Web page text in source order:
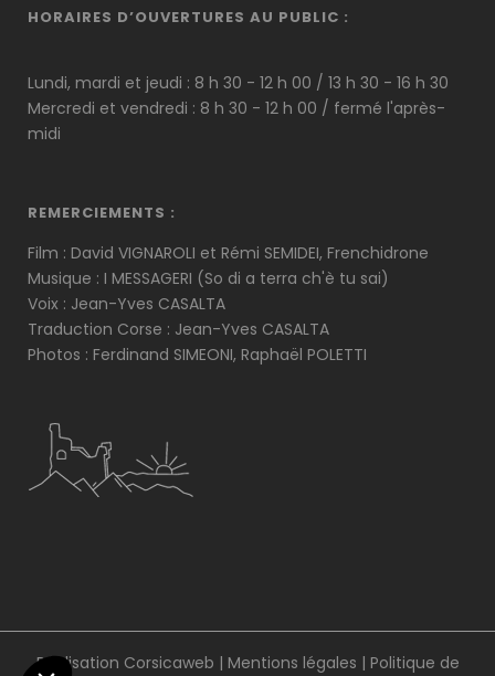
HORAIRES D’OUVERTURES AU PUBLIC :
Lundi, mardi et jeudi : 8 h 30 - 12 h 00 / 13 h 30 - 16 h 30
Mercredi et vendredi : 8 h 30 - 12 h 00 / fermé l'après-
midi
REMERCIEMENTS :
Film : David VIGNAROLI et Rémi SEMIDEI, Frenchidrone
Musique : I MESSAGERI (So di a terra ch'è tu sai)
Voix : Jean-Yves CASALTA
Traduction Corse : Jean-Yves CASALTA
Photos : Ferdinand SIMEONI, Raphaël POLETTI
Réalisation Corsicaweb | Mentions légales | Politique de